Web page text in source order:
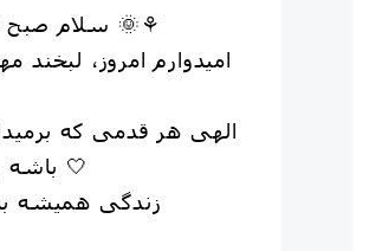
سلام صبح قشنگتون بخیر عزیزان دل 🌞⚘
امیدوارم امروز،
الهی هر قدمی که
باشه و دلتون از غصه دور بمونه 🤍
زندگی همیشه